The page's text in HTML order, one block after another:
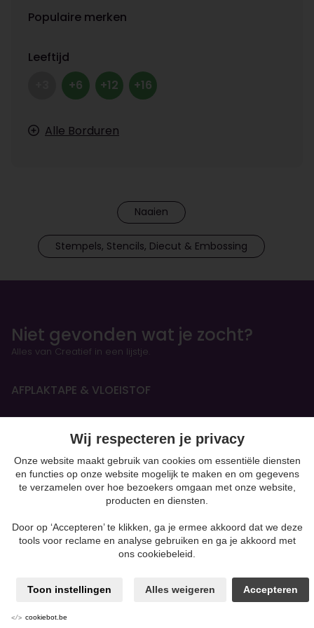
Populaire merken
Leeftijd
+6 +12 +16
Alle Borduren
Naaien
Stempels, Stencils, Diecut & Embossing
Niet gevonden wat je zocht?
Alles van Creatief in een lijstje.
AFPLAKTAPE & VLOEISTOF
HANDBOEKEN & OEFENSCHRIFTEN
Figurines
BOETSEREN & GIETEN
Silk Foam & Silk Clay
Papiermaché
Kaarsen & Zeep maken
moulding
Powertex & andere mixed media
Wij respecteren je privacy
Onze website maakt gebruik van cookies om essentiële diensten
en functies op onze website mogelijk te maken en om gegevens
te verzamelen over hoe bezoekers omgaan met onze website,
producten en diensten.
Door op ‘Accepteren’ te klikken, ga je ermee akkoord dat we deze
tools voor reclame en analyse gebruiken en ga je akkoord met
ons cookiebeleid.
Toon instellingen Alles weigeren Accepteren
cookiebot.be